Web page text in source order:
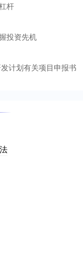
杆
投资先机
计划有关项目申报书